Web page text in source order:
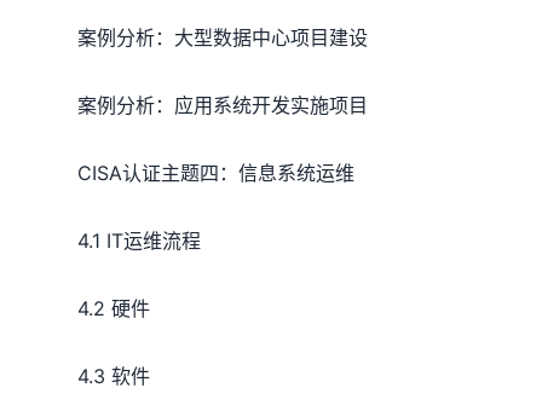
案例分析：大型数据中心项目建设
案例分析：应用系统开发实施项目
CISA认证主题四：信息系统运维
4.1 IT运维流程
4.2 硬件
4.3 软件